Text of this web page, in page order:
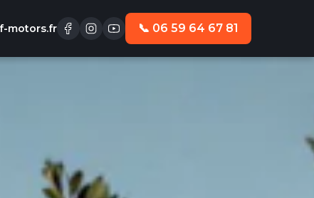
motors.fr 📞 06 59 64 67 81